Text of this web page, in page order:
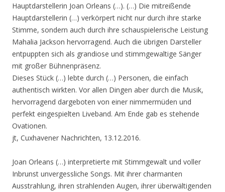
Hauptdarstellerin Joan Orleans (…). (…) Die mitreißende
Hauptdarstellerin (…) verkörpert nicht nur durch ihre starke
Stimme, sondern auch durch ihre schauspielerische Leistung
Mahalia Jackson hervorragend. Auch die übrigen Darsteller
entpuppten sich als grandiose und stimmgewaltige Sänger
mit großer Bühnenpräsenz.
Dieses Stück (…) lebte durch (…) Personen, die einfach
authentisch wirkten. Vor allen Dingen aber durch die Musik,
hervorragend dargeboten von einer nimmermüden und
perfekt eingespielten Liveband. Am Ende gab es stehende
Ovationen.
jt, Cuxhavener Nachrichten, 13.12.2016.
Joan Orleans (…) interpretierte mit Stimmgewalt und voller
Inbrunst unvergessliche Songs. Mit ihrer charmanten
Ausstrahlung, ihren strahlenden Augen, ihrer überwältigenden